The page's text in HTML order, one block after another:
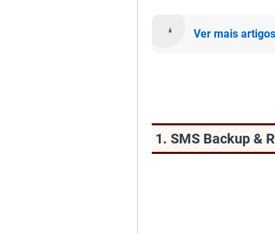
Ver mais
1. SMS Backup &